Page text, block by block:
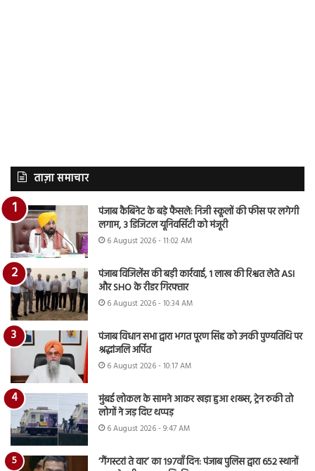
ताज़ा समाचार
पंजाब कैबिनेट के बड़े फैसले: निजी स्कूलों की फीस पर लगेगी
लगाम, 3 डिजिटल यूनिवर्सिटी को मंजूरी
6 August 2026 - 11:02 AM
पंजाब विजिलेंस की बड़ी कार्रवाई, 1 लाख की रिश्वत लेते ASI
और SHO के रीडर गिरफ्तार
6 August 2026 - 10:34 AM
पंजाब विधान सभा द्वारा भगत पूरण सिंह को उनकी पुण्यतिथि पर
श्रद्धांजलि अर्पित
6 August 2026 - 10:17 AM
मुंबई लोकल के सामने आकर खड़ा हुआ शख्स, ट्रेन रुकी तो
लोगों ने जड़ दिए थप्पड़
6 August 2026 - 9:47 AM
‘गैंगस्टरां ते वार’ का 197वाँ दिन: पंजाब पुलिस द्वारा 652 स्थानों